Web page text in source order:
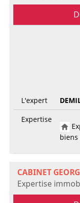
L'expert
Expertise
CABINET
Expertise